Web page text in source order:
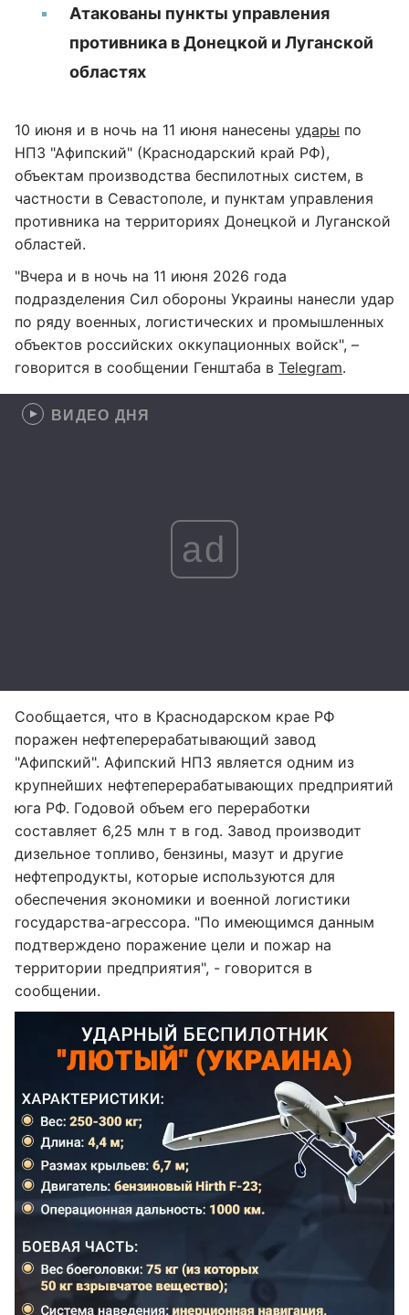
Атакованы пункты управления
противника в Донецкой и Луганской
областях
10 июня и в ночь на 11 июня нанесены удары по
НПЗ "Афипский" (Краснодарский край РФ),
объектам производства беспилотных систем, в
частности в Севастополе, и пунктам управления
противника на территориях Донецкой и Луганской
областей.
"Вчера и в ночь на 11 июня 2026 года
подразделения Сил обороны Украины нанесли удар
по ряду военных, логистических и промышленных
объектов российских оккупационных войск", –
говорится в сообщении Генштаба в Telegram.
ВИДЕО ДНЯ
ad
Сообщается, что в Краснодарском крае РФ
поражен нефтеперерабатывающий завод
"Афипский". Афипский НПЗ является одним из
крупнейших нефтеперерабатывающих предприятий
юга РФ. Годовой объем его переработки
составляет 6,25 млн т в год. Завод производит
дизельное топливо, бензины, мазут и другие
нефтепродукты, которые используются для
обеспечения экономики и военной логистики
государства-агрессора. "По имеющимся данным
подтверждено поражение цели и пожар на
территории предприятия", - говорится в
сообщении.